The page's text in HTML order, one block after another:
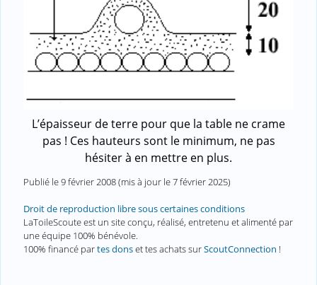
L’épaisseur de terre pour que la table ne crame
pas ! Ces hauteurs sont le minimum, ne pas
hésiter à en mettre en plus.
Publié le9 février 2008(mis à jour le7 février 2025)
Droit de reproduction libre sous certaines conditions
LaToileScoute est un site conçu, réalisé, entretenu et alimenté par
une équipe 100% bénévole.
100% financé partes donset tes achats surScoutConnection !